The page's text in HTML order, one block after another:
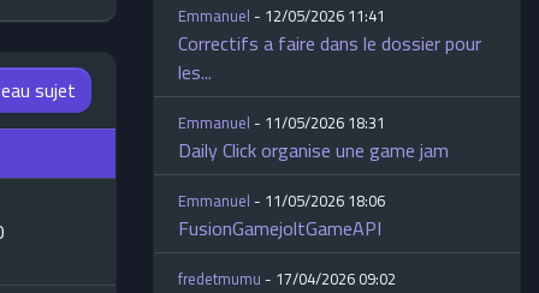
sujet
Emmanuel- 12/05/2026 11:41
Correctifs a faire dans le dossier pour
les...
Emmanuel- 11/05/2026 18:31
Daily Click organise une game jam
Emmanuel- 11/05/2026 18:06
FusionGamejoltGameAPI
fredetmumu- 17/04/2026 09:02